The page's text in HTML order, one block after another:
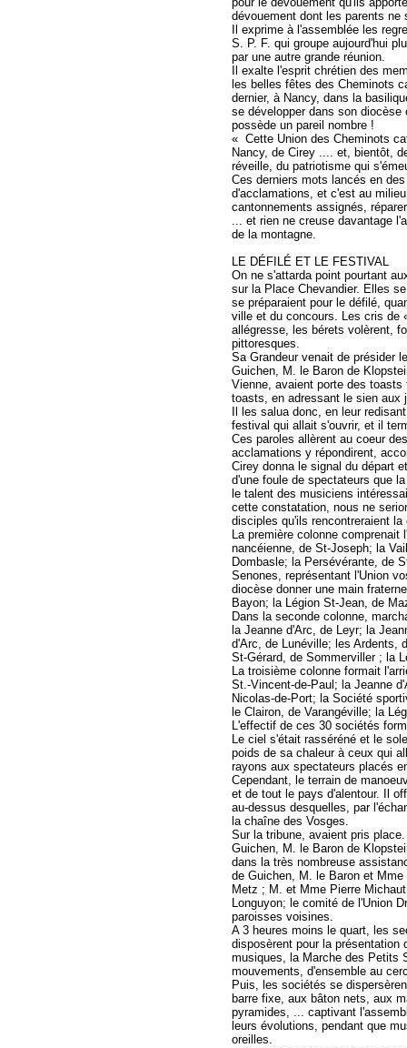
dévouement dont les parents ne
Il exprime à l'assemblée les
S. P. F. qui groupe aujourd'hui
par une autre grande réunion.
Il exalte l'esprit chrétien des
les belles fêtes des Cheminots
dernier, à Nancy, dans la
se développer dans son
possède un pareil nombre !
« Cette Union des Cheminots
Nancy, de Cirey .... et, bientôt,
réveille, du patriotisme qui
Ces derniers mots lancés en
d'acclamations, et c'est au
cantonnements assignés,
... et rien ne creuse davantage
de la montagne.
LE DÉFILÉ ET LE FESTIVAL
On ne s'attarda point pourtant
sur la Place Chevandier. Elles
se préparaient pour le défilé,
ville et du concours. Les cris de
allégresse, les bérets volèrent,
pittoresques.
Sa Grandeur venait de présider
Guichen, M. le Baron de
Vienne, avaient porte des
toasts, en adressant le sien aux
Il les salua donc, en leur
festival qui allait s'ouvrir, et il
Ces paroles allèrent au coeur
acclamations y répondirent,
Cirey donna le signal du départ
d'une foule de spectateurs que
le talent des musiciens
cette constatation, nous ne
disciples qu'ils rencontreraient la
La première colonne
nancéienne, de St-Joseph; la
Dombasle; la Persévérante, de
Senones, représentant l'Union
diocèse donner une main
Bayon; la Légion St-Jean, de
Dans la seconde colonne,
la Jeanne d'Arc, de Leyr; la
d'Arc, de Lunéville; les Ardents,
St-Gérard, de Sommerviller ; la
La troisième colonne formait
St.-Vincent-de-Paul; la Jeanne
Nicolas-de-Port; la Société
le Clairon, de Varangéville; la
L'effectif de ces 30 sociétés
Le ciel s'était rasséréné et le
poids de sa chaleur à ceux qui
rayons aux spectateurs placés
Cependant, le terrain de
et de tout le pays d'alentour. Il
au-dessus desquelles, par
la chaîne des Vosges.
Sur la tribune, avaient pris
Guichen, M. le Baron de
dans la très nombreuse
de Guichen, M. le Baron et
Metz ; M. et Mme Pierre
Longuyon; le comité de l'Union
paroisses voisines.
A 3 heures moins le quart, les
disposèrent pour la
musiques, la Marche des Petits
mouvements, d'ensemble au
Puis, les sociétés se
barre fixe, aux bâton nets, aux
pyramides, ... captivant
leurs évolutions, pendant que
oreilles.